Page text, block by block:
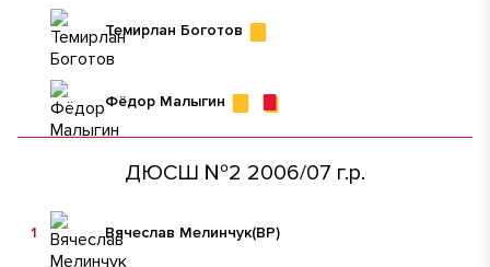
Темирлан Боготов
Фёдор Малыгин
ДЮСШ №2 2006/07 г.р.
Вячеслав Мелинчук(ВР)
1